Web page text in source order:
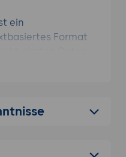
ein
Format
und für
zu erstellen